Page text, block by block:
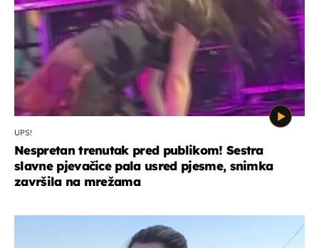
UPS!
Nespretan trenutak pred publikom! Sestra
slavne pjevačice pala usred pjesme, snimka
završila na mrežama